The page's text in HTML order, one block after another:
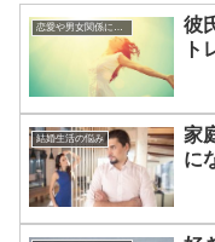
恋愛や男女関係についてのあれこれ
彼
ト
結婚生活の悩み
家
に